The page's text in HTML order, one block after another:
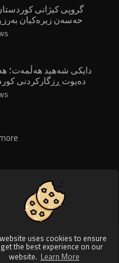
uses cookies to ensure
the best experience on our
website. Learn More
گروپی کیژانی
حەسەن زیرەکیان
دایکی شەهید هەڵمەت؛
دەیوت ڕزگارکردنی
All rights reserved.